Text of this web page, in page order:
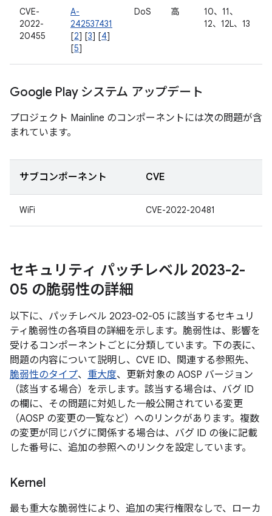
CVE-
2022-
20455
A-
242537431
[2] [3] [4]
[5]
DoS 高
10、11、
12、12L、13
Google Play システム アップデート
プロジェクト Mainline のコンポーネントには次の問題が含
まれています。
サブコンポーネント CVE
WiFi CVE-2022-20481
セキュリティ パッチレベル 2023-2-
05 の脆弱性の詳細
以下に、パッチレベル 2023-02-05 に該当するセキュリ
ティ脆弱性の各項目の詳細を示します。脆弱性は、影響を
受けるコンポーネントごとに分類しています。下の表に、
問題の内容について説明し、CVE ID、関連する参照先、
脆弱性のタイプ、 重大度、更新対象の AOSP バージョン
（該当する場合）を示します。該当する場合は、バグ ID
の欄に、その問題に対処した一般公開されている変更
（AOSP の変更の一覧など）へのリンクがあります。複数
の変更が同じバグに関係する場合は、バグ ID の後に記載
した番号に、追加の参照へのリンクを設定しています。
Kernel
最も重大な脆弱性により、追加の実行権限なしで、ローカ